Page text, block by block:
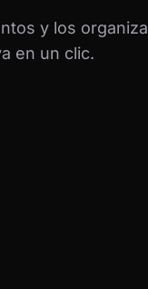
y los organiza
en un clic.